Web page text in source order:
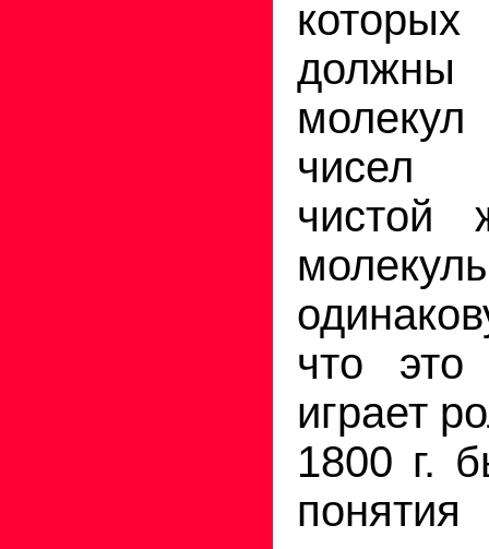
должны
чисел
чистой
что это
играет
1800 г.